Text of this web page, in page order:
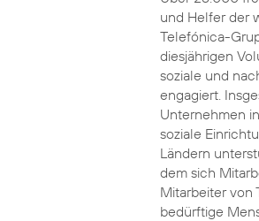
und Helfer der
Telefónica-
diesjährigen
soziale und
engagiert.
Unternehmen
soziale
Ländern
dem sich
Mitarbeiter von
bedürftige